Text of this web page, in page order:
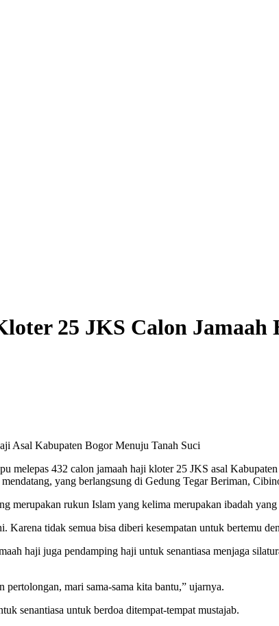
25 JKS Calon
Asal Kabupaten Bogor Menuju Tanah Suci
melepas 432 calon jamaah haji kloter 25 JKS asal
yang berlangsung di Gedung Tegar Beriman,
merupakan rukun Islam yang kelima merupakan ibadah
Karena tidak semua bisa diberi kesempatan untuk bertemu
haji juga pendamping haji untuk senantiasa menjaga
mari sama-sama kita bantu,” ujarnya.
senantiasa untuk berdoa ditempat-tempat mustajab.